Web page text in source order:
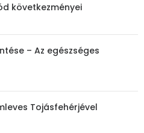
következményei
– Az egészséges
Tojásfehérjével